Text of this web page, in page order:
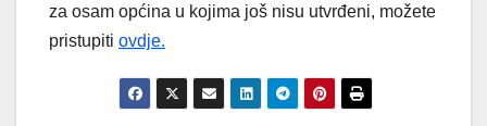
za osam općina u kojima još nisu utvrđeni, možete
pristupiti ovdje.